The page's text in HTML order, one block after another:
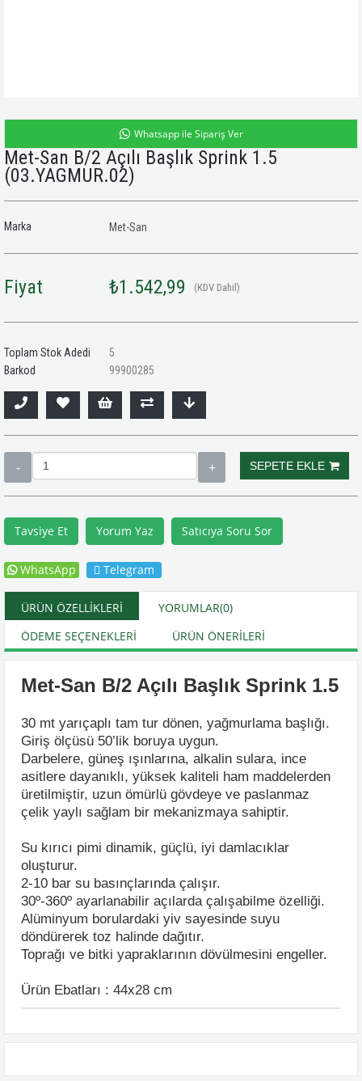
Whatsapp ile Sipariş Ver
Met-San B/2 Açılı Başlık Sprink 1.5
(03.YAGMUR.02)
Marka Met-San
Fiyat ₺1.542,99 (KDV Dahil)
Toplam Stok Adedi
5
Barkod
99900285
Tavsiye Et Yorum Yaz Satıcıya Soru Sor
WhatsApp Telegram
ÜRÜN ÖZELLIKLERI YORUMLAR(0)
ÖDEME SEÇENEKLERI
ÜRÜN ÖNERILERI
Met-San B/2 Açılı Başlık Sprink 1.5
30 mt yarıçaplı tam tur dönen, yağmurlama başlığı.
Giriş ölçüsü 50’lik boruya uygun.
Darbelere, güneş ışınlarına, alkalin sulara, ince
asitlere dayanıklı, yüksek kaliteli ham maddelerden
üretilmiştir, uzun ömürlü gövdeye ve paslanmaz
çelik yaylı sağlam bir mekanizmaya sahiptir.
Su kırıcı pimi dinamik, güçlü, iyi damlacıklar
oluşturur.
2-10 bar su basınçlarında çalışır.
30º-360º ayarlanabilir açılarda çalışabilme özelliği.
Alüminyum borulardaki yiv sayesinde suyu
döndürerek toz halinde dağıtır.
Toprağı ve bitki yapraklarının dövülmesini engeller.
Ürün Ebatları : 44x28 cm